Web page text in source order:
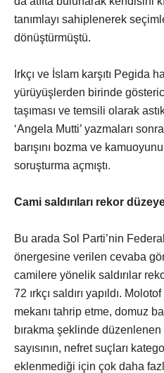
tanımlayı sahiplenerek
dönüştürmüştü.
Irkçı ve İslam karşıtı Pegida
yürüyüşlerden birinde
taşıması ve temsili olarak
‘Angela Mutti’ yazmaları
barışını bozma ve
soruşturma açmıştı.
Cami saldırıları rekor
Bu arada Sol Parti’nin
önergesine verilen cevaba
camilere yönelik saldırılar
72 ırkçı saldırı yapıldı.
mekanı tahrip etme, domuz
bırakma şeklinde düzenlenen
sayısının, nefret suçları
eklenmediği için çok daha